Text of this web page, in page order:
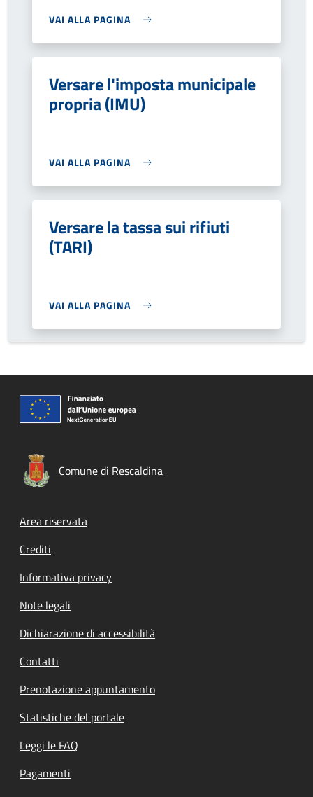
VAI ALLA PAGINA
Versare l'imposta municipale
propria (IMU)
VAI ALLA PAGINA
Versare la tassa sui rifiuti
(TARI)
VAI ALLA PAGINA
Comune di Rescaldina
Footer menu
Area riservata
Crediti
Informativa privacy
Note legali
Dichiarazione di accessibilità
Contatti
Prenotazione appuntamento
Statistiche del portale
Leggi le FAQ
Pagamenti